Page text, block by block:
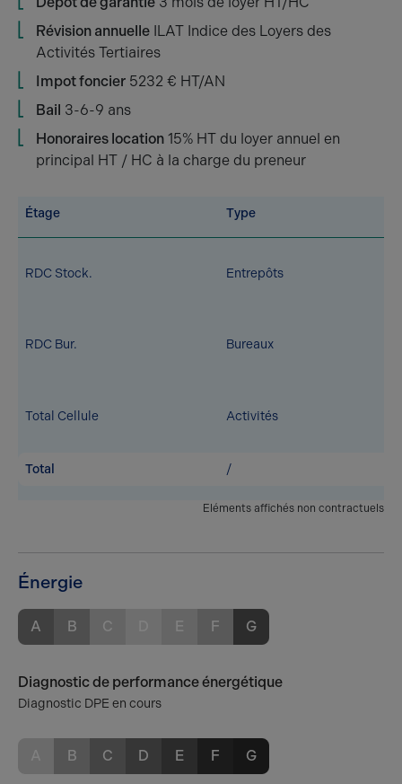
Révision annuelle ILAT Indice des Loyers des
Activités Tertiaires
Impot foncier 5232 € HT/AN
Bail 3-6-9 ans
Honoraires location 15% HT du loyer annuel en
principal HT / HC à la charge du preneur
Étage Type
RDC Stock. Entrepôts
RDC Bur. Bureaux
Total Cellule Activités
Total /
Eléments affichés non contractuels
Énergie
A B C E F G
Diagnostic de performance énergétique
Diagnostic DPE en cours
B C D E F G